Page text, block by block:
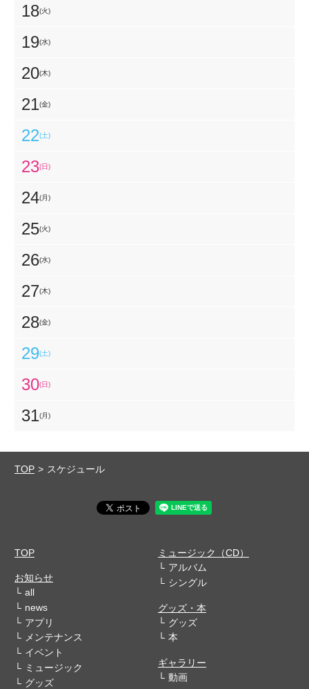
18(火)
19(水)
20(木)
21(金)
22(土)
23(日)
24(月)
25(火)
26(水)
27(木)
28(金)
29(土)
30(日)
31(月)
TOP スケジュール
TOP
お知らせ
all
news
アプリ
メンテナンス
イベント
ミュージック
グッズ
ミュージック（CD）
アルバム
シングル
グッズ・本
グッズ
本
ギャラリー
動画